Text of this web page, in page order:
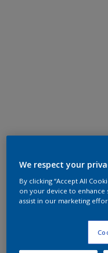
We respect your
By clicking “Accept All
on your device to enhance
assist in our marketing